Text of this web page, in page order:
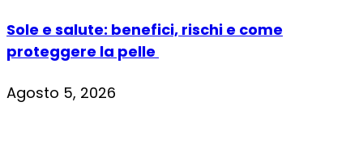
Sole e salute: benefici, rischi e come
proteggere la pelle
Agosto 5, 2026